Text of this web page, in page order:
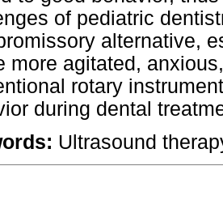
of pediatric
alternative,
more agitated,
rotary
during dental
Ultrasound